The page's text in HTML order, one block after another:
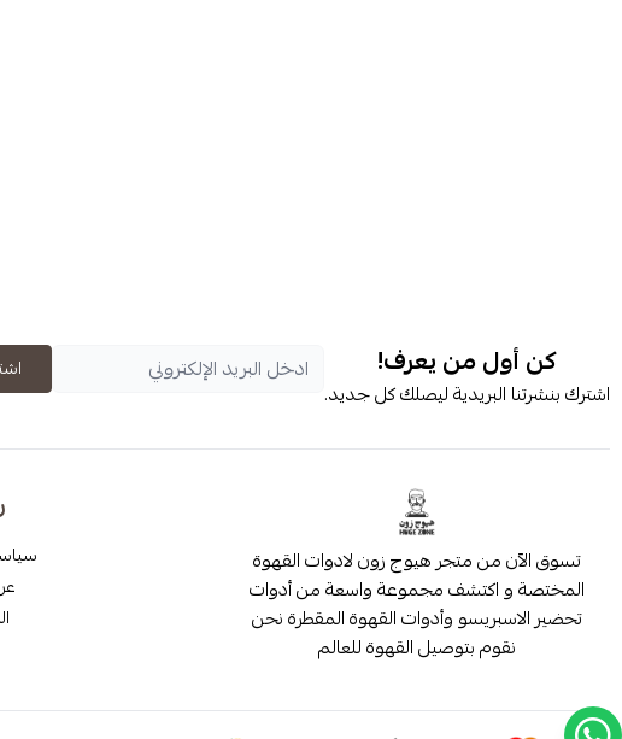
كن أول من يعرف!
اشترك بنشرتنا البريدية ليصلك كل جديد.
تسوق الآن من متجر هيوج زون لادوات القهوة
المختصة و اكتشف مجموعة واسعة من أدوات
تحضير الاسبريسو وأدوات القهوة المقطرة نحن
نقوم بتوصيل القهوة للعالم